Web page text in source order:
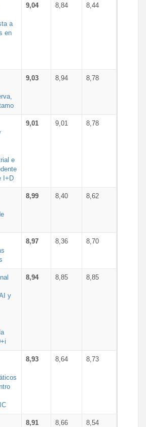
a
en
9,04 8,84 8,44
9,03 8,94 8,78
e
I+D
9,01 9,01 8,78
8,99 8,40 8,62
8,97 8,36 8,70
y
8,94 8,85 8,85
8,93 8,64 8,73
8,91 8,66 8,54